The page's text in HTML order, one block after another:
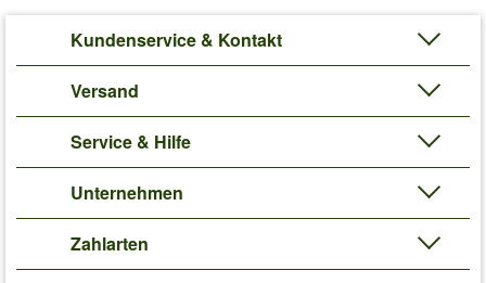
Kundenservice & Kontakt
Versand
Service & Hilfe
Unternehmen
Zahlarten